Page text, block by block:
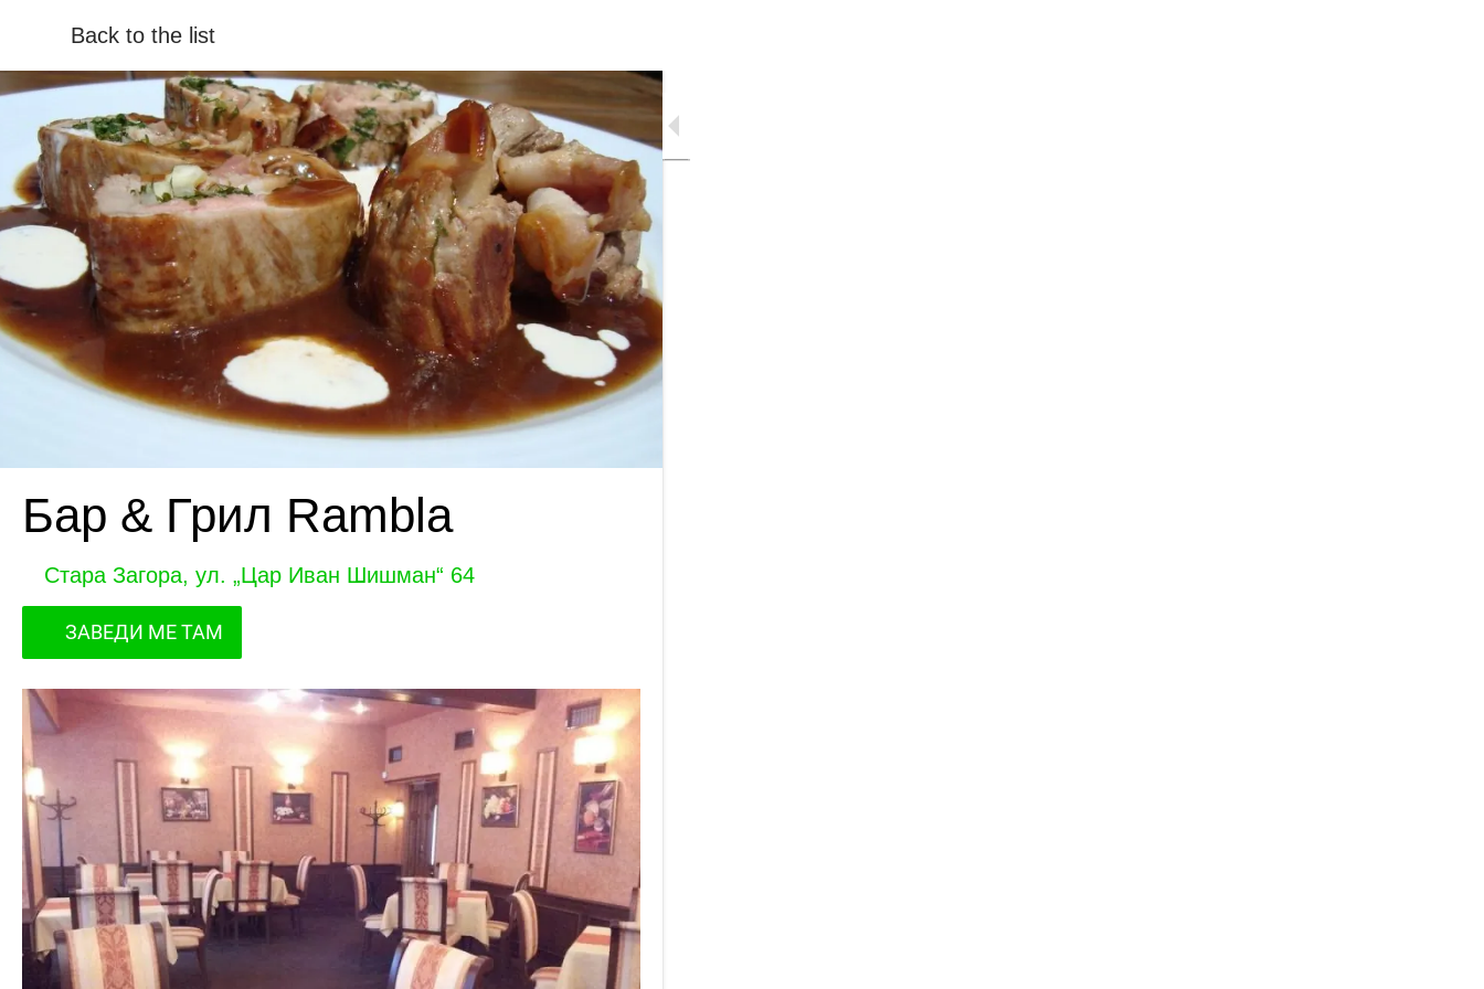
Back to the list
Бар & Грил Rambla
Стара Загора, ул. „Цар Иван Шишман“ 64
ЗАВЕДИ МЕ ТАМ